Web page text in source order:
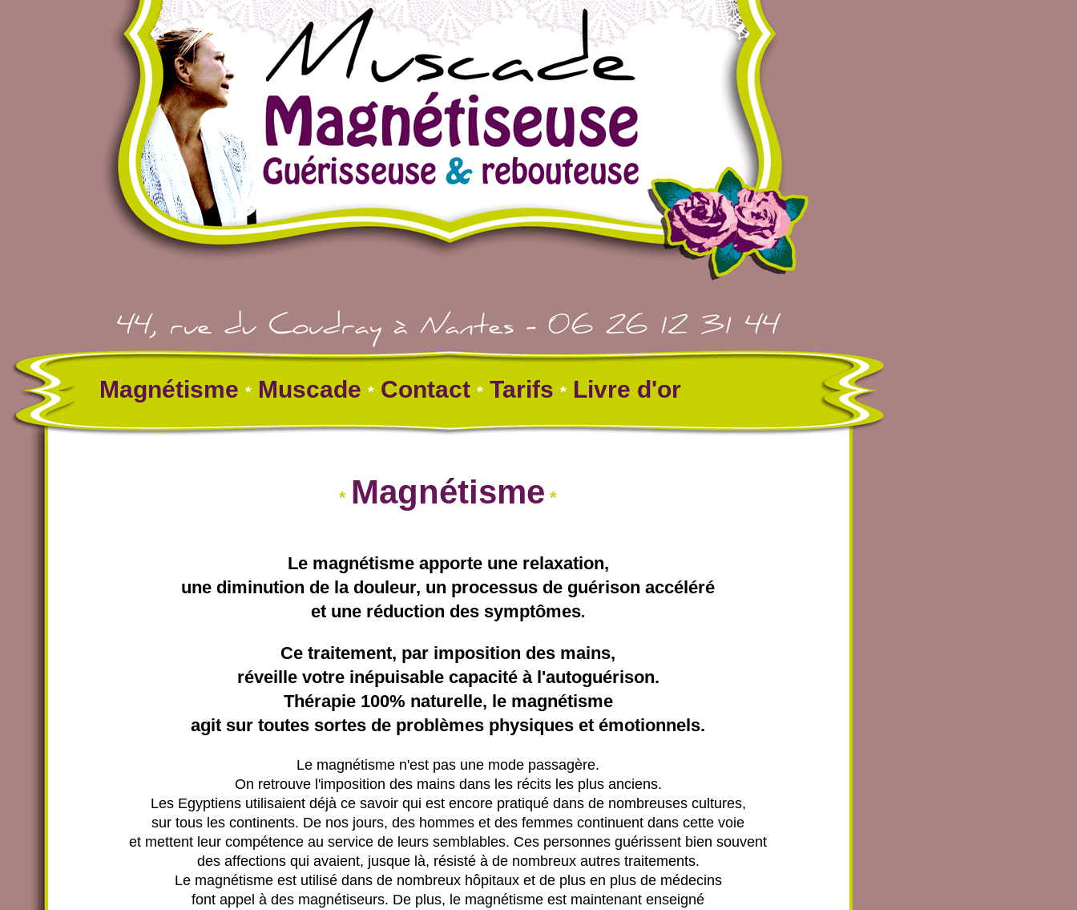
* Magnétisme *
Le magnétisme apporte une relaxation,
une diminution de la douleur, un processus de guérison accéléré
et une réduction des symptômes.
Ce traitement, par imposition des mains,
réveille votre inépuisable capacité à l'autoguérison.
Thérapie 100% naturelle, le magnétisme
agit sur toutes sortes de problèmes physiques et émotionnels.
Le magnétisme n'est pas une mode passagère.
On retrouve l'imposition des mains dans les récits les plus anciens.
Les Egyptiens utilisaient déjà ce savoir qui est encore pratiqué dans de nombreuses cultures,
sur tous les continents. De nos jours, des hommes et des femmes continuent dans cette voie
et mettent leur compétence au service de leurs semblables. Ces personnes guérissent bien souvent
des affections qui avaient, jusque là, résisté à de nombreux autres traitements.
Le magnétisme est utilisé dans de nombreux hôpitaux et de plus en plus de médecins
font appel à des magnétiseurs. De plus, le magnétisme est maintenant enseigné
Magnétisme * Muscade * Contact * Tarifs * Livre d'or